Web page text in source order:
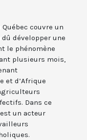
couvre un
développer une
le phénomène
plusieurs mois,
et d’Afrique
Dans ce
un acteur